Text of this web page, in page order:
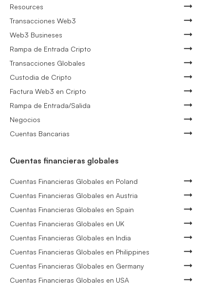
Resources
Transacciones Web3
Web3 Busineses
Rampa de Entrada Cripto
Transacciones Globales
Custodia de Cripto
Factura Web3 en Cripto
Rampa de Entrada/Salida
Negocios
Cuentas Bancarias
Cuentas financieras globales
Cuentas Financieras Globales en Poland
Cuentas Financieras Globales en Austria
Cuentas Financieras Globales en Spain
Cuentas Financieras Globales en UK
Cuentas Financieras Globales en India
Cuentas Financieras Globales en Philippines
Cuentas Financieras Globales en Germany
Cuentas Financieras Globales en USA